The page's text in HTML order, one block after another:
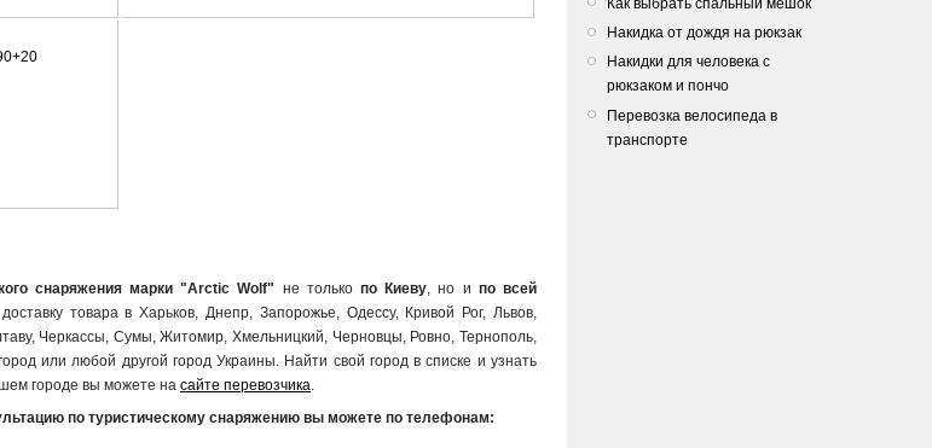
снаряжения марки "Arctic Wolf" не толькопо Киеву, но и по всей
товара в Харьков, Днепр, Запорожье, Одессу, Кривой Рог, Львов,
Черкассы, Сумы, Житомир, Хмельницкий, Черновцы, Ровно, Тернополь,
или любой другой город Украины. Найти свой город в списке и узнать
городе вы можете на сайте перевозчика.
по туристическому снаряжению вы можете по телефонам:
Как выбрать спальный мешок
Накидка от дождя на рюкзак
Накидки для человека с
рюкзаком и пончо
Перевозка велосипеда в
транспорте